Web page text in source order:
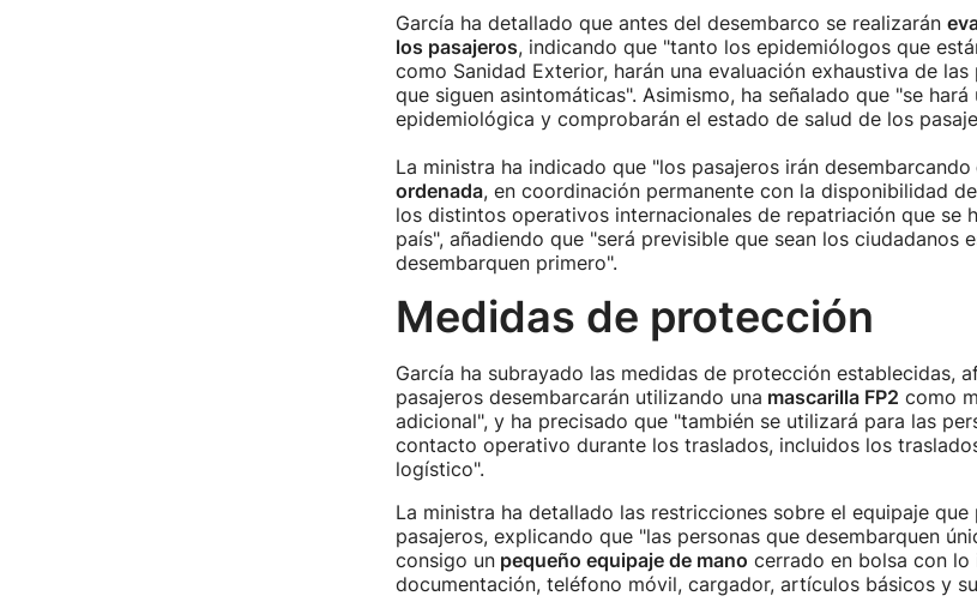
García ha detallado que antes del desembarco se realizarán
los pasajeros, indicando que "tanto los epidemiólogos que
como Sanidad Exterior, harán una evaluación exhaustiva de
que siguen asintomáticas". Asimismo, ha señalado que "se hará
epidemiológica y comprobarán el estado de salud de los
La ministra ha indicado que "los pasajeros irán desembarcando
ordenada, en coordinación permanente con la disponibilidad
los distintos operativos internacionales de repatriación que se
país", añadiendo que "será previsible que sean los ciudadanos
desembarquen primero".
Medidas de protección
García ha subrayado las medidas de protección establecidas,
pasajeros desembarcarán utilizando una mascarilla FP2 como
adicional", y ha precisado que "también se utilizará para las
contacto operativo durante los traslados, incluidos los
logístico".
La ministra ha detallado las restricciones sobre el equipaje
pasajeros, explicando que "las personas que desembarquen
consigo unpequeño equipaje de mano cerrado en bolsa con lo
documentación, teléfono móvil, cargador, artículos básicos y